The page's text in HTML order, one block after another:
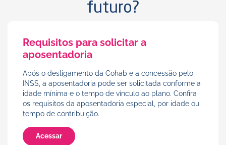
futuro?
Requisitos para solicitar a
aposentadoria
Após o desligamento da Cohab e a concessão pelo
INSS, a aposentadoria pode ser solicitada conforme a
idade mínima e o tempo de vínculo ao plano. Confira
os requisitos da aposentadoria especial, por idade ou
tempo de contribuição.
Acessar